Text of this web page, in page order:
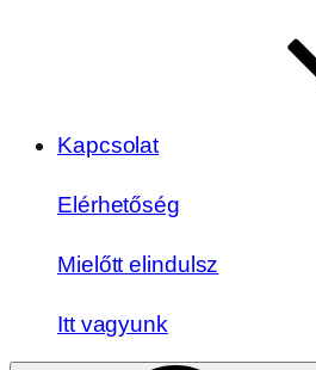
Kapcsolat
Elérhetőség
Mielőtt elindulsz
Itt vagyunk